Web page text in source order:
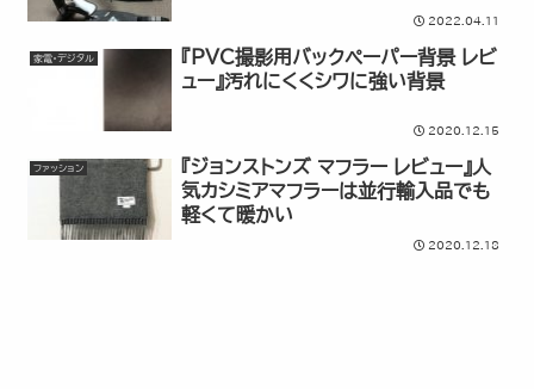
2022.04.11
家電・デジタル
『PVC撮影用バックペーパー背景 レビ
ュー』汚れにくくシワに強い背景
2020.12.15
ファッション
『ジョンストンズ マフラー レビュー』人
気カシミアマフラーは並行輸入品でも
軽くて暖かい
2020.12.18